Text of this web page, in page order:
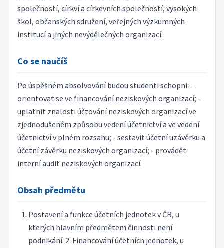
společností, církví a církevních společností, vysokých
škol, občanských sdružení, veřejných výzkumných
institucí a jiných nevýdělečných organizací.
Co se naučíš
Po úspěšném absolvování budou studenti schopni: -
orientovat se ve financování neziskových organizací; -
uplatnit znalosti účtování neziskových organizací ve
zjednodušeném způsobu vedení účetnictví a ve vedení
účetnictví v plném rozsahu; - sestavit účetní uzávěrku a
účetní závěrku neziskových organizací; - provádět
interní audit neziskových organizací.
Obsah předmětu
Postavení a funkce účetních jednotek v ČR, u
kterých hlavním předmětem činnosti není
podnikání. 2. Financování účetních jednotek, u